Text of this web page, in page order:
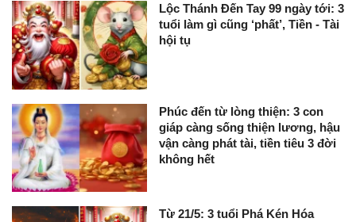
Lộc Thánh Đến Tay 99 ngày tới: 3
tuổi làm gì cũng ‘phất’, Tiền - Tài
hội tụ
Phúc đến từ lòng thiện: 3 con
giáp càng sống thiện lương, hậu
vận càng phát tài, tiền tiêu 3 đời
không hết
Từ 21/5: 3 tuổi Phá Kén Hóa